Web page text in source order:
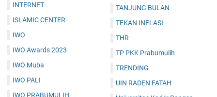
INTERNET
ISLAMIC CENTER
IWO
IWO Awards 2023
IWO Muba
IWO PALI
IWO PRABUMULIH
TANJUNG BULAN
TEKAN INFLASI
THR
TP PKK Prabumulih
TRENDING
UIN RADEN FATAH